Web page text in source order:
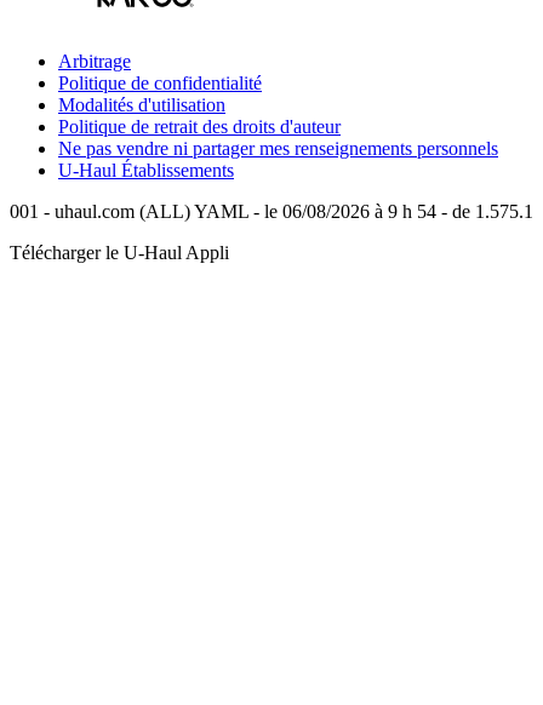
Arbitrage
Politique de confidentialité
Modalités d'utilisation
Politique de retrait des droits d'auteur
Ne pas vendre ni partager mes renseignements personnels
U-Haul Établissements
001 - uhaul.com (ALL) YAML - le 06/08/2026 à 9 h 54 - de 1.575.1
Télécharger le U-Haul Appli